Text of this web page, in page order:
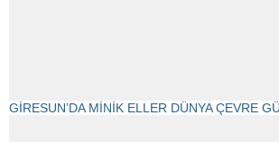
GİRESUN’DA MİNİK ELLER DÜNYA ÇEVRE